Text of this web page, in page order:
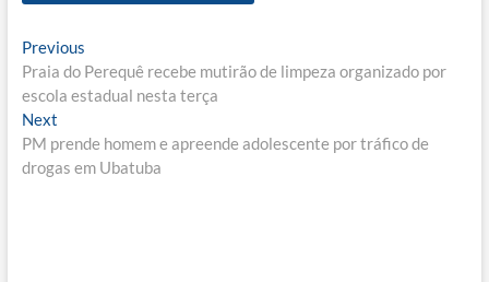
Navegação
de
Post
PreviousPrevious
post:
Praia do Perequê recebe mutirão de limpeza organizado por
escola estadual nesta terça
NextNext
post:
PM prende homem e apreende adolescente por tráfico de
drogas em Ubatuba